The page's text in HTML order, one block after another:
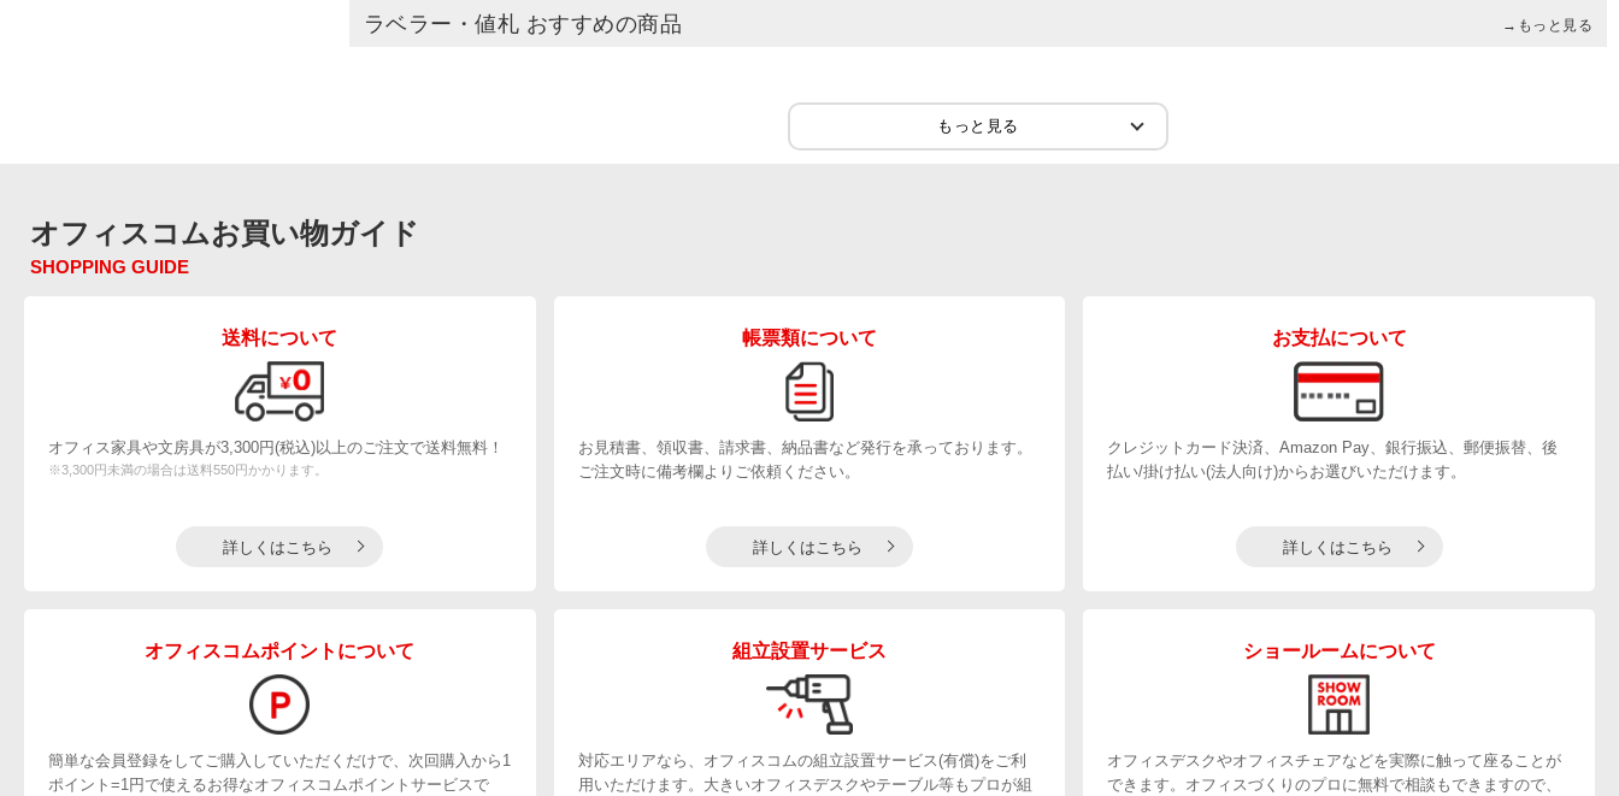
ラベラー・値札 おすすめの商品 →もっと見る
オフィスコムお買い物ガイド
SHOPPING GUIDE
送料について
オフィス家具や文房具が3,300円(税込)以上のご注文で送料無料！
※3,300円未満の場合は送料550円かかります。
詳しくはこちら
帳票類について
お見積書、領収書、請求書、納品書など発行を承っております。
ご注文時に備考欄よりご依頼ください。
詳しくはこちら
お支払について
クレジットカード決済、Amazon Pay、銀行振込、郵便振替、後
払い/掛け払い(法人向け)からお選びいただけます。
詳しくはこちら
オフィスコムポイントについて
簡単な会員登録をしてご購入していただくだけで、次回購入から1
ポイント=1円で使えるお得なオフィスコムポイントサービスで
組立設置サービス
対応エリアなら、オフィスコムの組立設置サービス(有償)をご利
用いただけます。大きいオフィスデスクやテーブル等もプロが組
ショールームについて
オフィスデスクやオフィスチェアなどを実際に触って座ることが
できます。オフィスづくりのプロに無料で相談もできますので、